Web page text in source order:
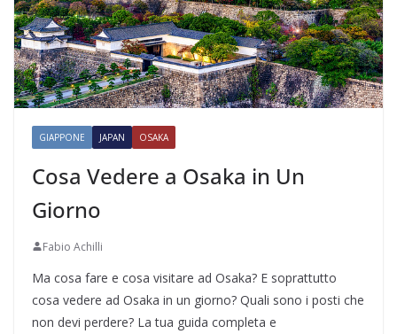
GIAPPONE JAPAN OSAKA
Cosa Vedere a Osaka in Un
Giorno
Fabio Achilli
Ma cosa fare e cosa visitare ad Osaka? E soprattutto
cosa vedere ad Osaka in un giorno? Quali sono i posti che
non devi perdere? La tua guida completa e